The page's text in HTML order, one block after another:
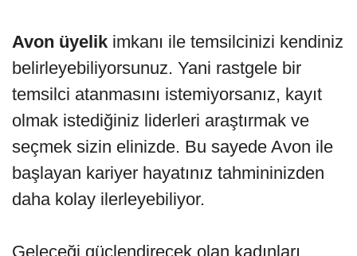
Avon üyelik imkanı ile temsilcinizi kendiniz
belirleyebiliyorsunuz. Yani rastgele bir
temsilci atanmasını istemiyorsanız, kayıt
olmak istediğiniz liderleri araştırmak ve
seçmek sizin elinizde. Bu sayede Avon ile
başlayan kariyer hayatınız tahmininizden
daha kolay ilerleyebiliyor.
Geleceği güçlendirecek olan kadınları